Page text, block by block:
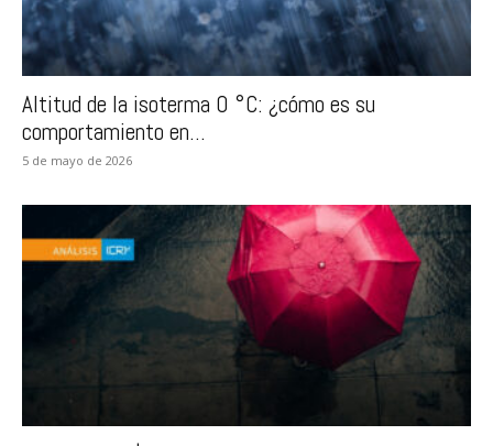
Altitud de la isoterma 0 °C: ¿cómo es su
comportamiento en...
5 de mayo de 2026